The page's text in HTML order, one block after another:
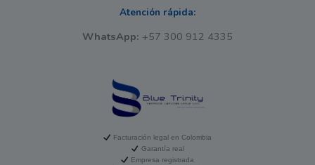
Atención rápida:
WhatsApp: +57 300 912 4335
Facturación legal en Colombia
Garantía real
Empresa registrada